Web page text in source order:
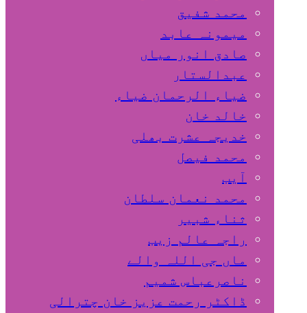
محمد شفیق
میمونہ عابد
صادق انور میاں
عبدالستار
ضیاء الرحمان ضیاء
خالد خان
خدیجہ عشرت بھلی
محمد فیصل
آیب
محمد نعمان سلطان
ثناء شبیر
راجہ عالم زیب
ماں جی اللہ والے
ناصرعباس شمیم
ڈاکٹر رحمت عزیز خان چترالی